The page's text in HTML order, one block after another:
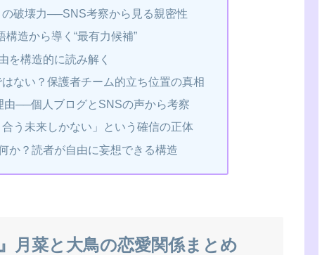
破壊力──SNS考察から見る親密性
造から導く“最有力候補”
を構造的に読み解く
ない？保護者チーム的立ち位置の真相
由──個人ブログとSNSの声から考察
う未来しかない」という確信の正体
か？読者が自由に妄想できる構造
月菜と大鳥の恋愛関係まとめ